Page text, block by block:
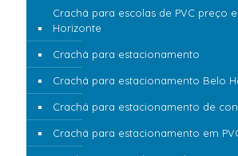
Crachá para escolas de PVC preço
Horizonte
Crachá para estacionamento
Crachá para estacionamento Belo
Crachá para estacionamento de
Crachá para estacionamento em